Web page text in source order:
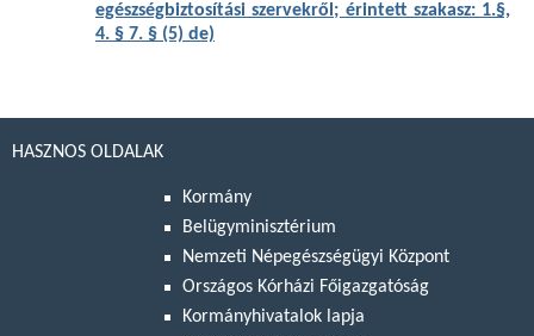
egészségbiztosítási szervekről; érintett szakasz: 1.§,
4. § 7. § (5) de)
HASZNOS OLDALAK
Kormány
Belügyminisztérium
Nemzeti Népegészségügyi Központ
Országos Kórházi Főigazgatóság
Kormányhivatalok lapja